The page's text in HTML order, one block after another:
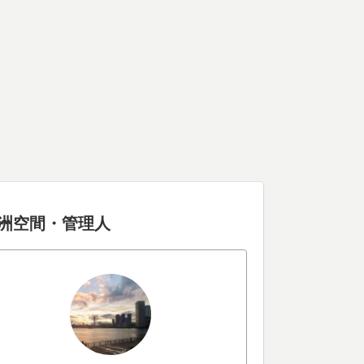
空間・管理人